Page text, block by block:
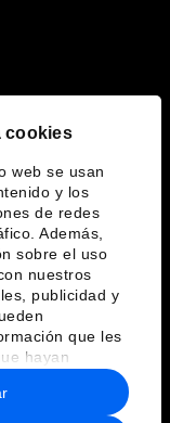
cookies
web se usan
y los
de redes
Además,
sobre el uso
nuestros
publicidad y
que les
hayan
que haya
de uso